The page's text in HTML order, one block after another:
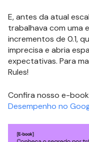
E, antes da atual
trabalhava com uma
incrementos de 0.1,
imprecisa e abria
expectativas. Para
Rules!
Confira nosso e-
Desempenho no